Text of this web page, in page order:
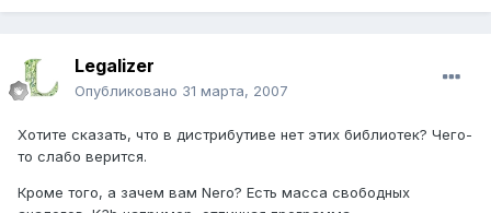
Legalizer
Опубликовано 31 марта, 2007
Хотите сказать, что в дистрибутиве нет этих библиотек? Чего-
то слабо верится.
Кроме того, а зачем вам Nero? Есть масса свободных